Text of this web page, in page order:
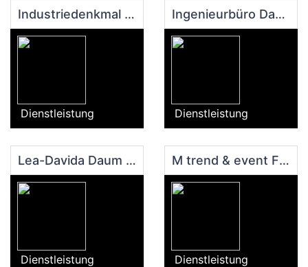
Industriedenkmal Sayner Hütte
Dienstleistung
Ingenieurbüro David
Dienstleistung
Lea-Davida Daum - Hair Studio
Dienstleistung
M trend & event Friseur Miriam Steinebächer
Dienstleistung